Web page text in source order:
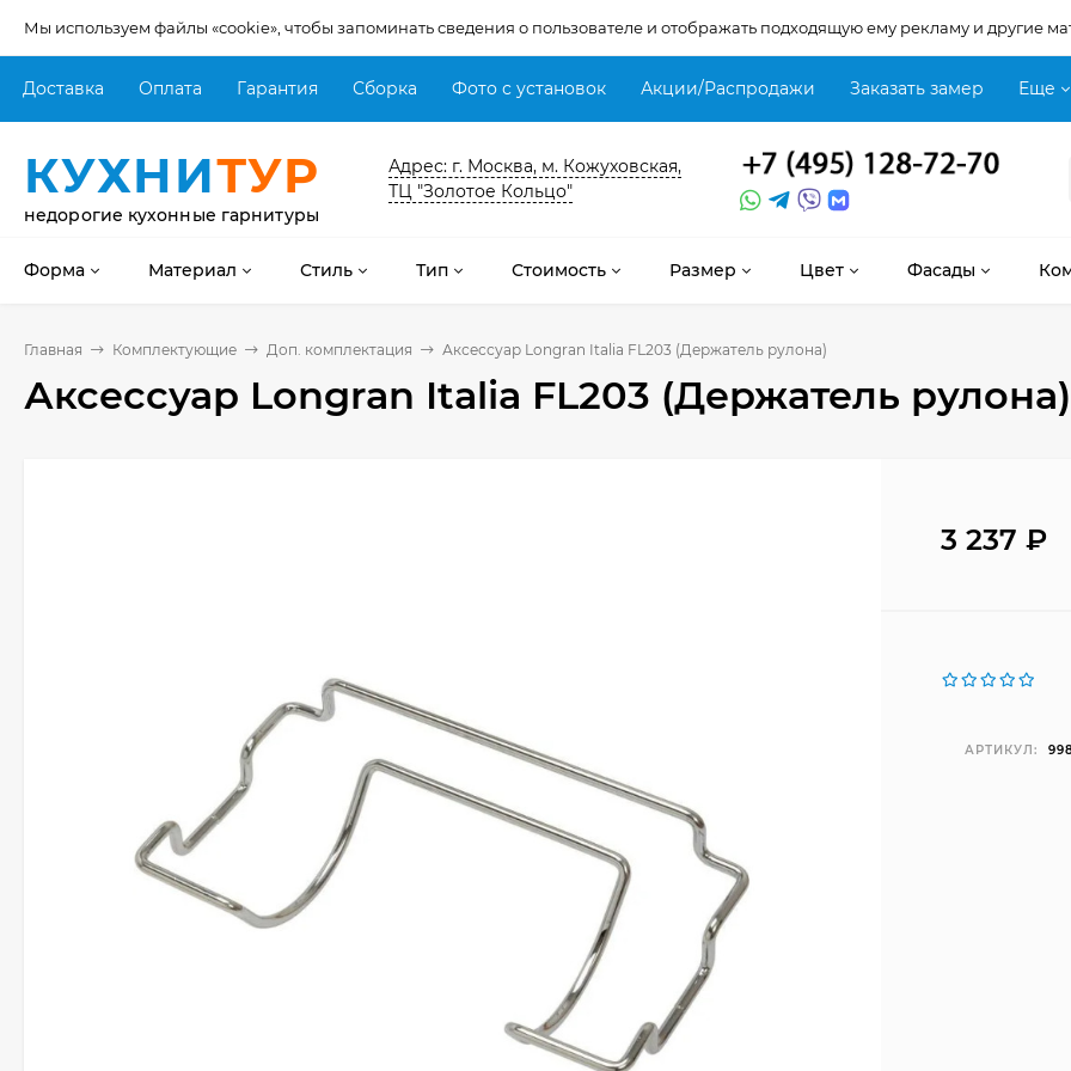
Мы используем файлы «cookie», чтобы запоминать сведения о пользователе и отображать подходящую ему рекламу и другие
Доставка Оплата Гарантия Сборка Фото с установок Акции/Распродажи Заказать замер Еще
КУХНИТУР
недорогие кухонные гарнитуры
Адрес: г. Москва, м. Кожуховская,
ТЦ "Золотое Кольцо"
Форма Материал Стиль Тип Стоимость Размер Цвет Фасады
Главная Комплектующие Доп. комплектация Аксессуар Longran Italia FL203 (Держатель рулона)
Аксессуар Longran Italia FL203 (Держатель рулона)
3 237₽
АРТИКУЛ: